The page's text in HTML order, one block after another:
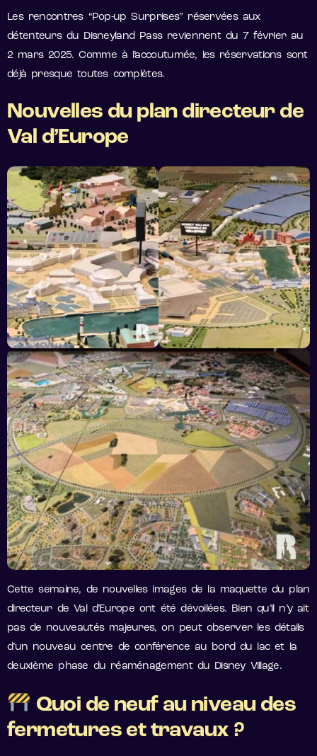
Les rencontres “Pop-up Surprises” réservées aux
détenteurs du Disneyland Pass reviennent du 7 février au
2 mars 2025. Comme à l’accoutumée, les réservations sont
déjà presque toutes complètes.
Nouvelles du plan directeur de
Val d’Europe
Cette semaine, de nouvelles images de la maquette du plan
directeur de Val d’Europe ont été dévoilées. Bien qu’il n’y ait
pas de nouveautés majeures, on peut observer les détails
d’un nouveau centre de conférence au bord du lac et la
deuxième phase du réaménagement du Disney Village.
Quoi de neuf au niveau des
fermetures et travaux ?